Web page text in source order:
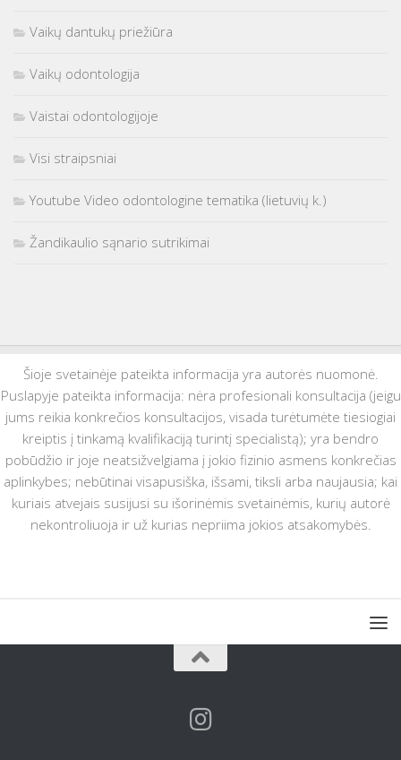
Vaikų dantukų priežiūra
Vaikų odontologija
Vaistai odontologijoje
Visi straipsniai
Youtube Video odontologine tematika (lietuvių k.)
Žandikaulio sąnario sutrikimai
Šioje svetainėje pateikta informacija yra autorės nuomonė.
Puslapyje pateikta informacija: nėra profesionali konsultacija (jeigu
jums reikia konkrečios konsultacijos, visada turėtumėte tiesiogiai
kreiptis į tinkamą kvalifikaciją turintį specialistą); yra bendro
pobūdžio ir joje neatsižvelgiama į jokio fizinio asmens konkrečias
aplinkybes; nebūtinai visapusiška, išsami, tiksli arba naujausia; kai
kuriais atvejais susijusi su išorinėmis svetainėmis, kurių autorė
nekontroliuoja ir už kurias nepriima jokios atsakomybės.